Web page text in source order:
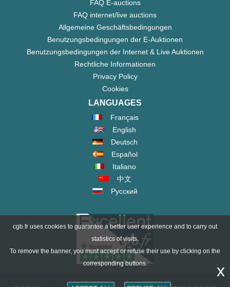
FAQ E-auctions
FAQ internet/live auctions
Allgemeine Geschäftsbedingungen
Benutzungsbedingungen der E-Auktionen
Benutzungsbedingungen der Internet & Live Auktionen
Rechtliche Informationen
Privacy Policy
Cookies
LANGUAGES
Français
English
Deutsch
Español
Italiano
中文
Русский
cgb.fr uses cookies to guarantee a better user experience and to carry out
statistics of visits.
To remove the banner, you must accept or refuse their use by clicking on the
corresponding buttons.
x